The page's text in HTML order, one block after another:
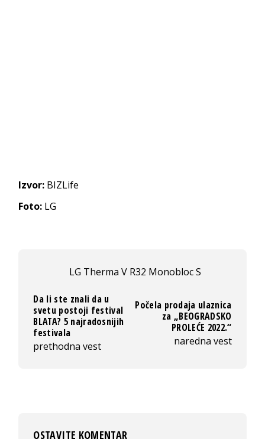
Izvor: BIZLife
Foto: LG
LG Therma V R32 Monobloc S
Da li ste znali da u
svetu postoji festival
BLATA? 5 najradosnijih
festivala
prethodna vest
Počela prodaja ulaznica
za „BEOGRADSKO
PROLEĆE 2022.“
naredna vest
OSTAVITE KOMENTAR